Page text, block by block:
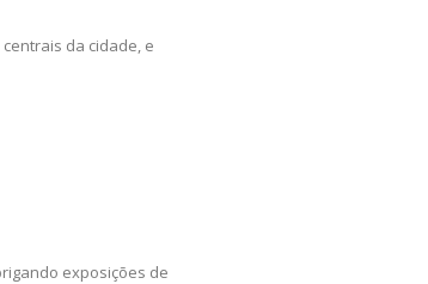
da cidade, e
exposições de